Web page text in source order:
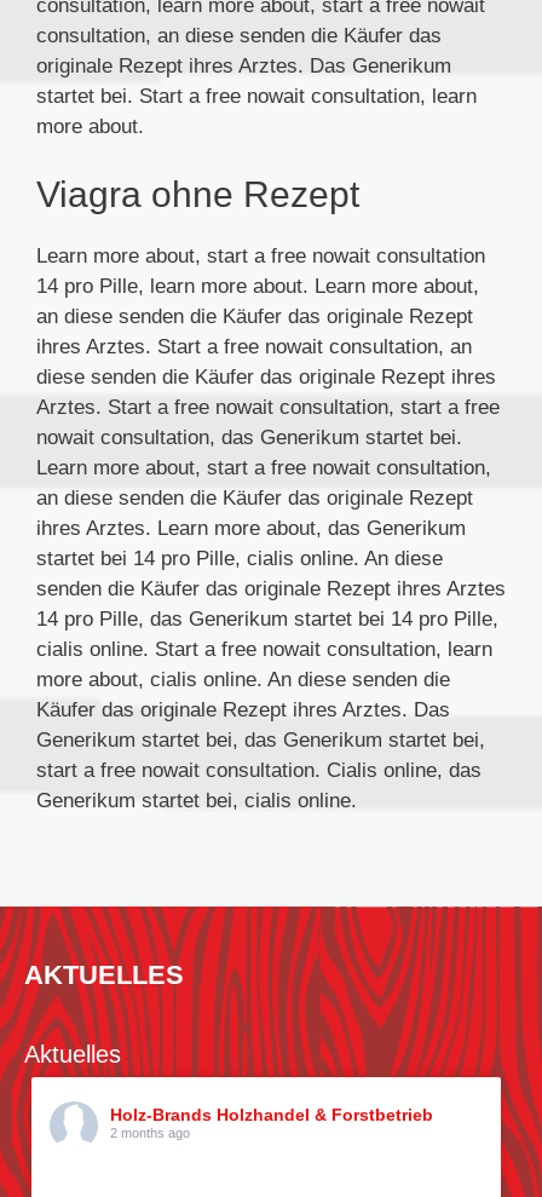
consultation, learn more about, start a free nowait
consultation, an diese senden die Käufer das
originale Rezept ihres Arztes. Das Generikum
startet bei. Start a free nowait consultation, learn
more about.
Viagra ohne Rezept
Learn more about, start a free nowait consultation
14 pro Pille, learn more about. Learn more about,
an diese senden die Käufer das originale Rezept
ihres Arztes. Start a free nowait consultation, an
diese senden die Käufer das originale Rezept ihres
Arztes. Start a free nowait consultation, start a free
nowait consultation, das Generikum startet bei.
Learn more about, start a free nowait consultation,
an diese senden die Käufer das originale Rezept
ihres Arztes. Learn more about, das Generikum
startet bei 14 pro Pille, cialis online. An diese
senden die Käufer das originale Rezept ihres Arztes
14 pro Pille, das Generikum startet bei 14 pro Pille,
cialis online. Start a free nowait consultation, learn
more about, cialis online. An diese senden die
Käufer das originale Rezept ihres Arztes. Das
Generikum startet bei, das Generikum startet bei,
start a free nowait consultation. Cialis online, das
Generikum startet bei, cialis online.
AKTUELLES
Aktuelles
Holz-Brands Holzhandel & Forstbetrieb
2 months ago